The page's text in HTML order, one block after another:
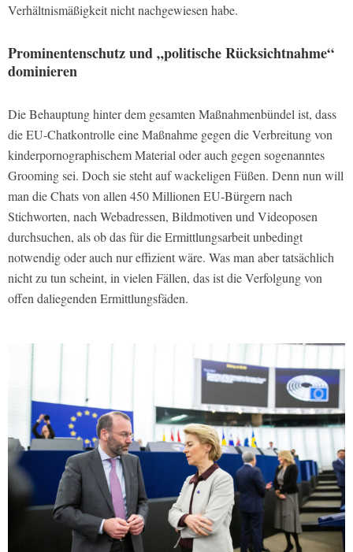
Verhältnismäßigkeit nicht nachgewiesen habe.
Prominentenschutz und „politische Rücksichtnahme“
dominieren
Die Behauptung hinter dem gesamten Maßnahmenbündel ist, dass
die EU-Chatkontrolle eine Maßnahme gegen die Verbreitung von
kinderpornographischem Material oder auch gegen sogenanntes
Grooming sei. Doch sie steht auf wackeligen Füßen. Denn nun will
man die Chats von allen 450 Millionen EU-Bürgern nach
Stichworten, nach Webadressen, Bildmotiven und Videoposen
durchsuchen, als ob das für die Ermittlungsarbeit unbedingt
notwendig oder auch nur effizient wäre. Was man aber tatsächlich
nicht zu tun scheint, in vielen Fällen, das ist die Verfolgung von
offen daliegenden Ermittlungsfäden.